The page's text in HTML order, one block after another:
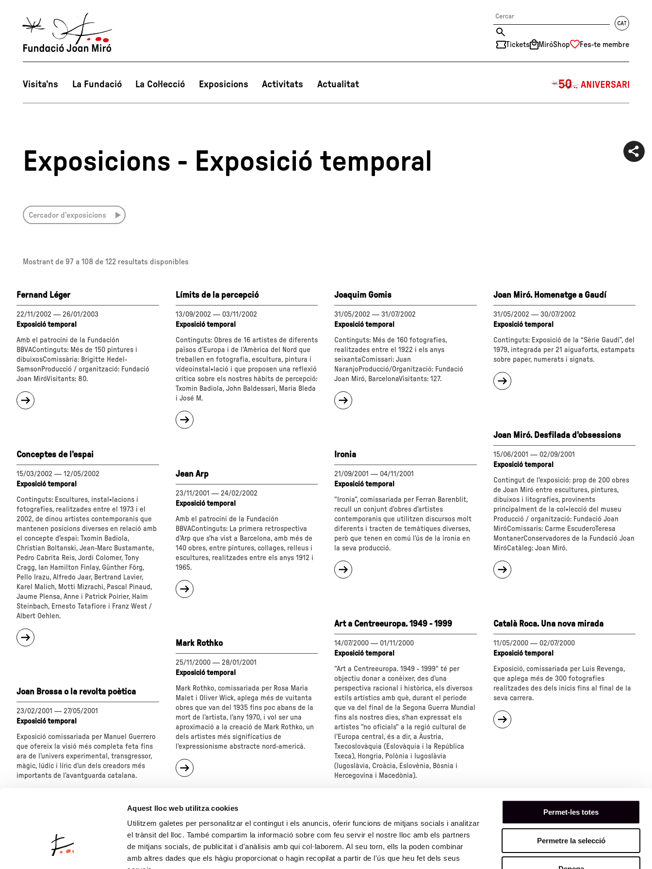
Aquest lloc web utilitza cookies
Utilitzem galetes per personalitzar el contingut i els anuncis, oferir funcions de mitjans socials i analitzar
el trànsit del lloc. També compartim la informació sobre com feu servir el nostre lloc amb els partners
de mitjans socials, de publicitat i d'anàlisis amb qui col·laborem. Al seu torn, ells la poden combinar
amb altres dades que els hàgiu proporcionat o hagin recopilat a partir de l'ús que heu fet dels seus
Permet-les totes
Permetre la selecció
Tickets MiróShop Fes-te membre
Visita’ns La Fundació La Col·lecció Exposicions Activitats Actualitat
Exposicions - Exposició temporal
Cercador d’exposicions
Mostrant de 97 a 108 de 122 resultats disponibles
Fernand Léger
22/11/2002 — 26/01/2003
Exposició temporal
Amb el patrocini de la Fundación
BBVAContinguts: Més de 150 pintures i
dibuixosComissària: Brigitte Hedel-
SamsonProducció / organització: Fundació
Joan MiróVisitants: 80.
Límits de la percepció
13/09/2002 — 03/11/2002
Exposició temporal
Continguts: Obres de 16 artistes de diferents
països d’Europa i de l’Amèrica del Nord que
treballen en fotografia, escultura, pintura i
vídeoinstal•lació i que proposen una reflexió
crítica sobre els nostres hàbits de percepció:
Txomin Badiola, John Baldessari, Maria Bleda
i José M.
sobre
Joaquim Gomis
31/05/2002 — 31/07/2002
Exposició temporal
Continguts: Més de 160 fotografies,
realitzades entre el 1922 i els anys
seixantaComissari: Juan
NaranjoProducció/Organització: Fundació
Joan Miró, BarcelonaVisitants: 127.
Joan Miró. Homenatge a Gaudí
31/05/2002 — 30/07/2002
Exposició temporal
Continguts: Exposició de la “Sèrie Gaudí”, del
1979, integrada per 21 aiguaforts, estampats
sobre paper, numerats i signats.
sobre
Conceptes de l'espai
15/03/2002 — 12/05/2002
Exposició temporal
Continguts: Escultures, instal•lacions i
fotografies, realitzades entre el 1973 i el
2002, de dinou artistes contemporanis que
mantenen posicions diverses en relació amb
el concepte d’espai: Txomin Badiola,
Christian Boltanski, Jean-Marc Bustamante,
Pedro Cabrita Reis, Jordi Colomer, Tony
Cragg, Ian Hamilton Finlay, Günther Förg,
Pello Irazu, Alfredo Jaar, Bertrand Lavier,
Karel Malich, Motti Mizrachi, Pascal Pinaud,
Jaume Plensa, Anne i Patrick Poirier, Haim
Steinbach, Ernesto Tatafiore i Franz West /
Albert Oehlen.
Jean Arp
23/11/2001 — 24/02/2002
Exposició temporal
Amb el patrocini de la Fundación
BBVAContinguts: La primera retrospectiva
d’Arp que s’ha vist a Barcelona, amb més de
140 obres, entre pintures, collages, relleus i
escultures, realitzades entre els anys 1912 i
1965.
sobre
Ironia
21/09/2001 — 04/11/2001
Exposició temporal
"Ironia”, comissariada per Ferran Barenblit,
recull un conjunt d’obres d’artistes
contemporanis que utilitzen discursos molt
diferents i tracten de temàtiques diverses,
però que tenen en comú l’ús de la ironia en
la seva producció.
Joan Miró. Desfilada d'obsessions
15/06/2001 — 02/09/2001
Exposició temporal
Contingut de l'exposició: prop de 200 obres
de Joan Miró entre escultures, pintures,
dibuixos i litografies, provinents
principalment de la col•lecció del museu
Producció / organització: Fundació Joan
MiróComissaris: Carme EscuderoTeresa
MontanerConservadores de la Fundació Joan
MiróCatàleg: Joan Miró.
sobre
Joan Brossa o la revolta poètica
23/02/2001 — 27/05/2001
Exposició temporal
Exposició comissariada per Manuel Guerrero
que ofereix la visió més completa feta fins
ara de l’univers experimental, transgressor,
màgic, lúdic i líric d’un dels creadors més
importants de l’avantguarda catalana.
revolta
poètica"
Mark Rothko
25/11/2000— 28/01/2001
Exposició temporal
Mark Rothko, comissariada per Rosa Maria
Malet i Oliver Wick, aplega més de vuitanta
obres que van del 1935 fins poc abans de la
mort de l'artista, l'any 1970, i vol ser una
aproximació a la creació de Mark Rothko, un
dels artistes més significatius de
l'expressionisme abstracte nord-americà.
sobre
Art a Centreeuropa. 1949 - 1999
14/07/2000 — 01/11/2000
Exposició temporal
"Art a Centreeuropa. 1949 - 1999" té per
objectiu donar a conèixer, des d'una
perspectiva racional i històrica, els diversos
estils artístics amb què, durant el periode
que va del final de la Segona Guerra Mundial
fins als nostres dies, s'han expressat els
artistes "no oficials" a la regió cultural de
l'Europa central, és a dir, a Àustria,
Txecoslovàquia (Eslovàquia i la República
Txeca), Hongria, Polònia i Iugoslàvia
(Iugoslàvia, Croàcia, Eslovènia, Bòsnia i
Hercegovina i Macedònia).
Centreeuropa.
1949
1999"
Català Roca. Una nova mirada
11/05/2000— 02/07/2000
Exposició temporal
Exposició, comissariada per Luis Revenga,
que aplega més de 300 fotografies
realitzades des dels inicis fins al final de la
seva carrera.
sobre
1 5 6 7 8 9 10 11